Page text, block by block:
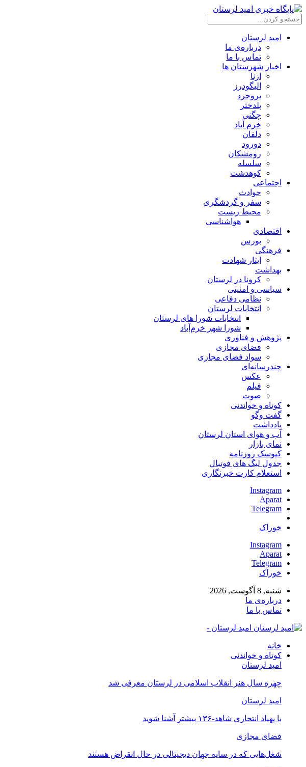
امید لرستان
درباره‌ی ما
تماس با ما
اخبار شهرستان ها
ازنا
الیگودرز
بروجرد
پلدختر
چگنی
خرم آباد
دلفان
دورود
رومشکان
سلسله
کوهدشت
اجتماعی
حوادث
سفر و گردشگری
محیط زیست
هواشناسی
اقتصادی
بورس
فرهنگی
ایثار شهادت
بهداشت
کرونا در لرستان
سیاسی و امنیتی
نظامی دفاعی
انتخابات لرستان
انتخابات شورا های لرستان
شورا شهر خرم‌آباد
پژوهش و فناوری
فضای مجازی
سواد فضای مجازی
چندرسانه‌ای
عكس
فیلم
صوت
کوتاه و خواندنی
گفت وگو
یادداشت
آب و هوای استان لرستان
نمای بازار
کیوسک روزنامه
جدول لیگ های فوتبال
استعلام کارت خبرنگاری
Instagram
Aparat
Telegram
خوراک
Instagram
Aparat
Telegram
خوراک
شنبه, 8 آگوست, 2026
درباره‌ی ما
تماس با ما
امید لرستان -
خانه
کوتاه و خواندنی
امید لرستان
چهره سال هنر انقلاب اسلامی در لرستان معرفی شد
امید لرستان
با پهپاد انتحاری شاهد-۱۳۶ بیشتر آشنا شوید
فضای مجازی
شغل‌‌هایی که در سایه جهان دیجیتالی در حال انقراض هستند